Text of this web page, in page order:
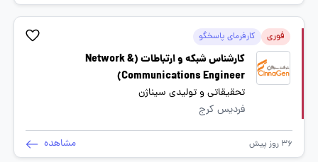
فوری کارفرمای پاسخگو
کارشناس شبکه و ارتباطات (Network &
Communications Engineer)
تحقیقاتی و تولیدی سیناژن
فردیس کرج
36 روز پیش مشاهده